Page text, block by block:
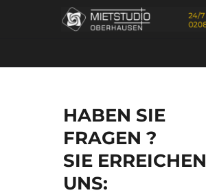
HOME
HABEN SIE
FRAGEN ?
SIE ERREICHEN
UNS: